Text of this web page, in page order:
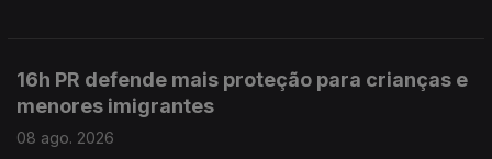
16h PR defende mais proteção para crianças e
menores imigrantes
08 ago. 2026